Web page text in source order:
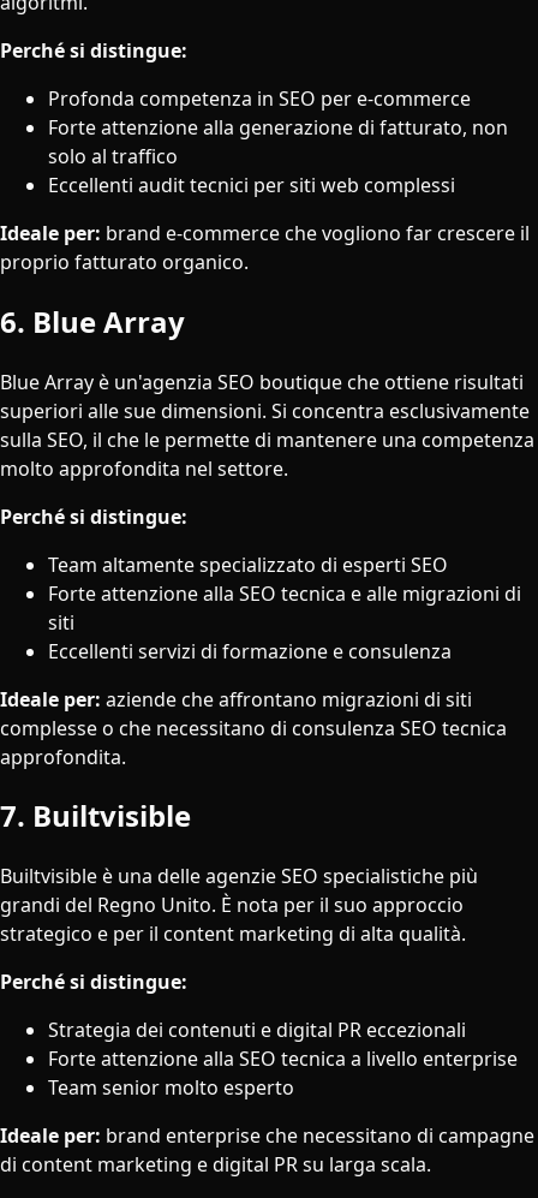
Perché si distingue:
Profonda competenza in SEO per e-commerce
Forte attenzione alla generazione di fatturato, non
solo al traffico
Eccellenti audit tecnici per siti web complessi
Ideale per: brand e-commerce che vogliono far crescere il
proprio fatturato organico.
6. Blue Array
Blue Array è un'agenzia SEO boutique che ottiene risultati
superiori alle sue dimensioni. Si concentra esclusivamente
sulla SEO, il che le permette di mantenere una competenza
molto approfondita nel settore.
Perché si distingue:
Team altamente specializzato di esperti SEO
Forte attenzione alla SEO tecnica e alle migrazioni di
siti
Eccellenti servizi di formazione e consulenza
Ideale per: aziende che affrontano migrazioni di siti
complesse o che necessitano di consulenza SEO tecnica
approfondita.
7. Builtvisible
Builtvisible è una delle agenzie SEO specialistiche più
grandi del Regno Unito. È nota per il suo approccio
strategico e per il content marketing di alta qualità.
Perché si distingue:
Strategia dei contenuti e digital PR eccezionali
Forte attenzione alla SEO tecnica a livello enterprise
Team senior molto esperto
Ideale per: brand enterprise che necessitano di campagne
di content marketing e digital PR su larga scala.